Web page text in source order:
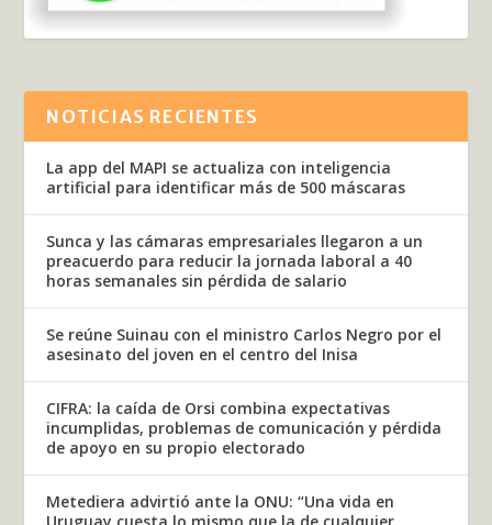
NOTICIAS RECIENTES
La app del MAPI se actualiza con inteligencia
artificial para identificar más de 500 máscaras
Sunca y las cámaras empresariales llegaron a un
preacuerdo para reducir la jornada laboral a 40
horas semanales sin pérdida de salario
Se reúne Suinau con el ministro Carlos Negro por el
asesinato del joven en el centro del Inisa
CIFRA: la caída de Orsi combina expectativas
incumplidas, problemas de comunicación y pérdida
de apoyo en su propio electorado
Metediera advirtió ante la ONU: “Una vida en
Uruguay cuesta lo mismo que la de cualquier